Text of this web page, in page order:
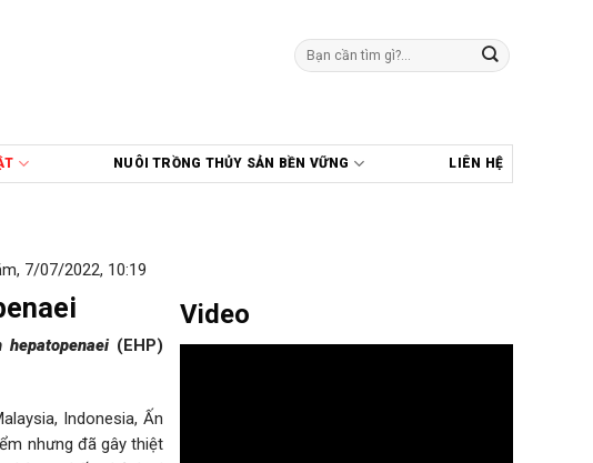
Tìm
kiếm:
NUÔI TRỒNG THỦY SẢN BỀN VỮNG LIÊN HỆ
7/07/2022, 10:19
hepatopenaei (EHP)
Indonesia, Ấn
nhưng đã gây thiệt
Video